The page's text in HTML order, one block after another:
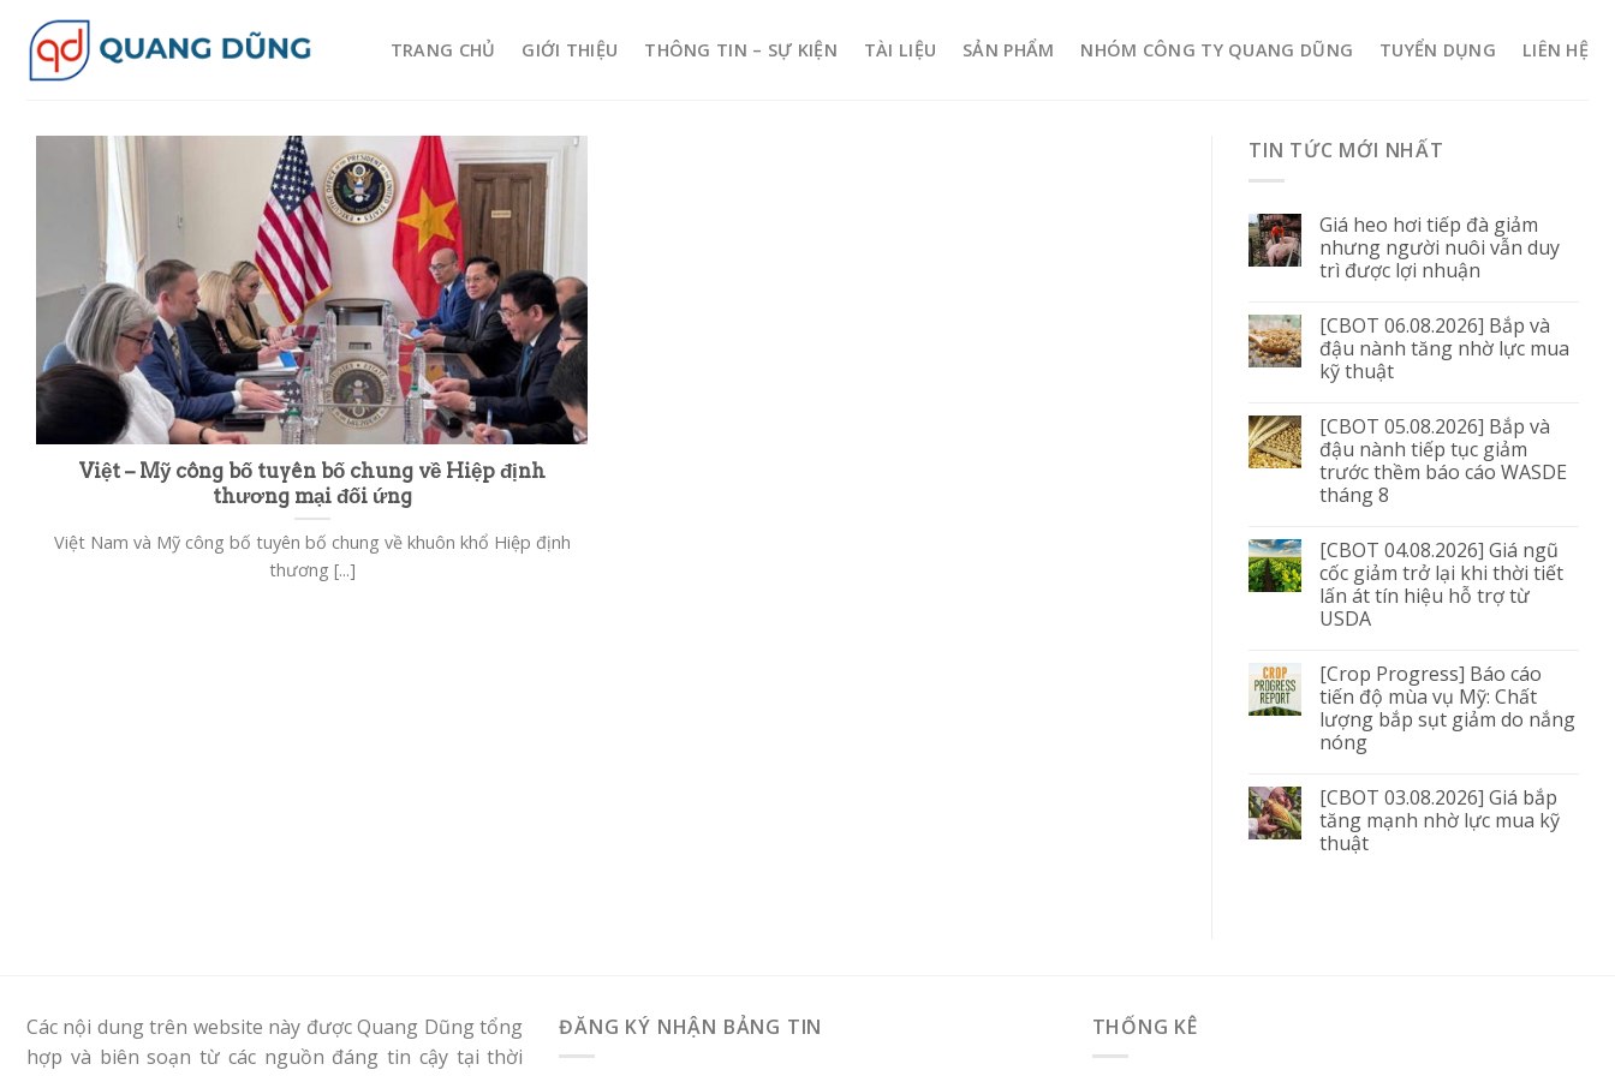
content
TRANG CHỦ GIỚI THIỆU THÔNG TIN – SỰ KIỆN TÀI LIỆU SẢN PHẨM NHÓM CÔNG TY QUANG DŨNG TUYỂN DỤNG LIÊN HỆ
Việt – Mỹ công bố tuyên bố chung về Hiệp định
thương mại đối ứng
Việt Nam và Mỹ công bố tuyên bố chung về khuôn khổ Hiệp định
thương [...]
TIN TỨC MỚI NHẤT
Giá heo hơi tiếp đà giảm
nhưng người nuôi vẫn duy
trì được lợi nhuận
[CBOT 06.08.2026] Bắp và
đậu nành tăng nhờ lực mua
kỹ thuật
[CBOT 05.08.2026] Bắp và
đậu nành tiếp tục giảm
trước thềm báo cáo WASDE
tháng 8
[CBOT 04.08.2026] Giá ngũ
cốc giảm trở lại khi thời tiết
lấn át tín hiệu hỗ trợ từ
USDA
[Crop Progress] Báo cáo
tiến độ mùa vụ Mỹ: Chất
lượng bắp sụt giảm do nắng
nóng
[CBOT 03.08.2026] Giá bắp
tăng mạnh nhờ lực mua kỹ
thuật
Các nội dung trên website này được Quang Dũng tổng
hợp và biên soạn từ các nguồn đáng tin cậy tại thời
ĐĂNG KÝ NHẬN BẢNG TIN THỐNG KÊ